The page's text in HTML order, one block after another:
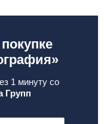
1 минуту со
Групп